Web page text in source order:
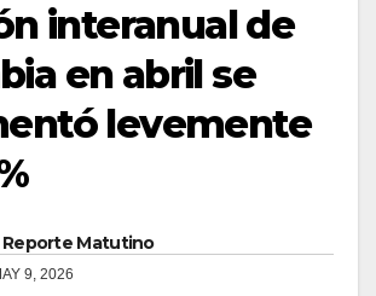
interanual de
en abril se
levemente
Reporte Matutino
9, 2026